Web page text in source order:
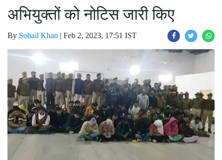
अभियुक्तों को नोटिस जारी किए
By Sohail Khan | Feb 2, 2023, 17:51 IST